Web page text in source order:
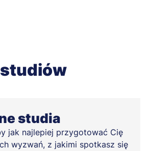
studia
jak najlepiej przygotować Cię
wyzwań, z jakimi spotkasz się